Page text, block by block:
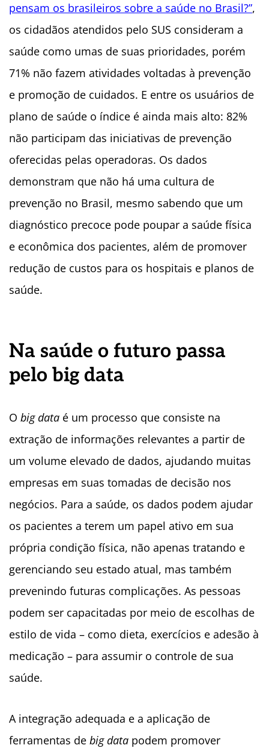
pensam os brasileiros sobre a saúde no Brasil?”,
os cidadãos atendidos pelo SUS consideram a
saúde como umas de suas prioridades, porém
71% não fazem atividades voltadas à prevenção
e promoção de cuidados. E entre os usuários de
plano de saúde o índice é ainda mais alto: 82%
não participam das iniciativas de prevenção
oferecidas pelas operadoras. Os dados
demonstram que não há uma cultura de
prevenção no Brasil, mesmo sabendo que um
diagnóstico precoce pode poupar a saúde física
e econômica dos pacientes, além de promover
redução de custos para os hospitais e planos de
saúde.
Na saúde o futuro passa
pelo big data
O big data é um processo que consiste na
extração de informações relevantes a partir de
um volume elevado de dados, ajudando muitas
empresas em suas tomadas de decisão nos
negócios. Para a saúde, os dados podem ajudar
os pacientes a terem um papel ativo em sua
própria condição física, não apenas tratando e
gerenciando seu estado atual, mas também
prevenindo futuras complicações. As pessoas
podem ser capacitadas por meio de escolhas de
estilo de vida – como dieta, exercícios e adesão à
medicação – para assumir o controle de sua
saúde.
A integração adequada e a aplicação de
ferramentas de big data podem promover